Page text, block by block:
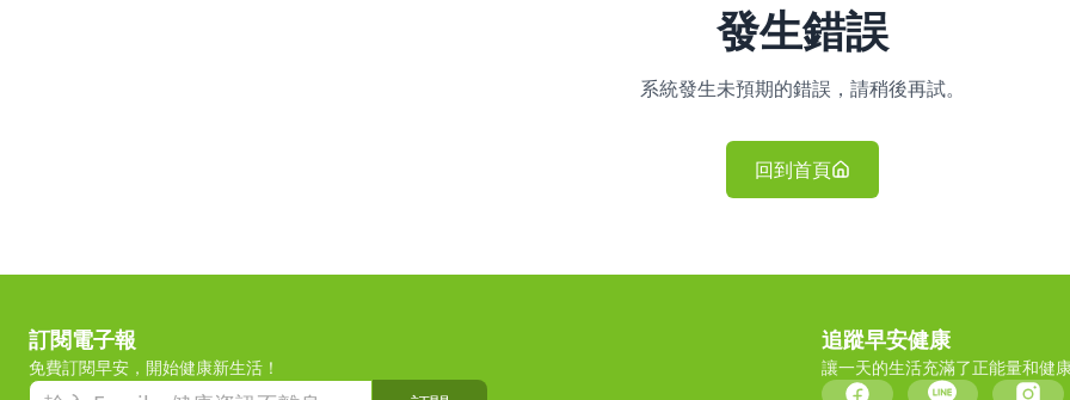
發生錯誤
系統發生未預期的錯誤，請稍後再試。
回到首頁
訂閱電子報
免費訂閱早安，開始健康新生活！
追蹤早安健康
讓一天的生活充滿了正能量和健